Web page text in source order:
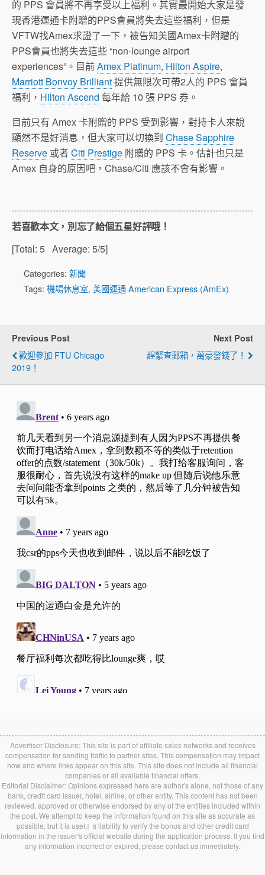
的 PPS 會員將不再享受以上福利。其實最開始大家是發
現香港運通卡附贈的PPS會員將失去這些福利，但是
VFTW找Amex求證了一下，被告知美國Amex卡附贈的
PPS會員也將失去這些 “non-lounge airport
experiences”。目前Amex Platinum, Hilton Aspire,
Marriott Bonvoy Brilliant提供無限次可帶2人的 PPS 會員
福利， Hilton Ascend 每年給 10 張 PPS 券。
目前只有 Amex 卡附贈的 PPS 受到影響，對持卡人來說
顯然不是好消息，但大家可以切換到 Chase Sapphire
Reserve 或者Citi Prestige 附贈的 PPS 卡。估計也只是
Amex 自身的原因吧，Chase/Citi 應該不會有影響。
若喜歡本文，別忘了給個五星好評哦！
[Total: 5 Average: 5/5]
Categories: 新聞
Tags: 機場休息室, 美國運通 American Express (AmEx)
Previous Post
歡迎參加 FTU Chicago
2019！
Next Post
趕緊查郵箱，萬豪發錢了！
Advertiser Disclosure: This site is part of affiliate sales networks and receives
compensation for sending traffic to partner sites. This compensation may impact
how and where links appear on this site. This site does not include all financial
companies or all available financial offers.
Editorial Disclaimer: Opinions expressed here are author's alone, not those of any
bank, credit card issuer, hotel, airline, or other entity. This content has not been
reviewed, approved or otherwise endorsed by any of the entities included within
the post. We attempt to keep the information found on this site as accurate as
possible, but it is user』s liability to verify the bonus and other credit card
information in the issuer's official website during the application process. If you find
any information incorrect or expired, please contact us immediately.